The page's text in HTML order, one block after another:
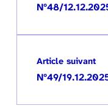
N°48/
Article suivant
N°49/